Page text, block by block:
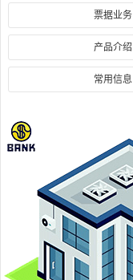
票据业务
产品介绍
常用信息